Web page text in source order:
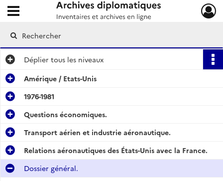
Archives diplomatiques
Ouvrir le menu déroulant
Déplier tous les niveaux
Amérique / Etats-Unis
1976-1981
Questions économiques.
Transport aérien et industrie aéronautique.
Relations aéronautiques des États-Unis avec la France.
Dossier général.